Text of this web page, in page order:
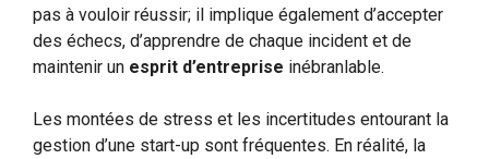
pas à vouloir réussir; il implique également d’accepter
des échecs, d’apprendre de chaque incident et de
maintenir un esprit d’entreprise inébranlable.
Les montées de stress et les incertitudes entourant la
gestion d’une start-up sont fréquentes. En réalité, la